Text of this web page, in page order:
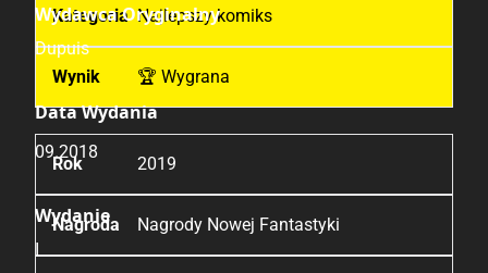
Wydawca Oryginalny
Dupuis
Data Wydania
09.2018
Wydanie
I
Najlepszy komiks
🏆 Wygrana
2019
Nagrody Nowej Fantastyki